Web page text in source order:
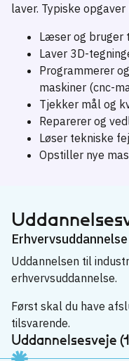
laver. Typiske
Læser og bruger
Laver 3D-
Programmerer
maskiner (cnc-
Tjekker mål og
Reparerer og
Løser tekniske
Opstiller nye
Erhvervsuddannelse
Uddannelsen til
erhvervsuddannelse.
Først skal du have
tilsvarende.
Uddannelsesveje